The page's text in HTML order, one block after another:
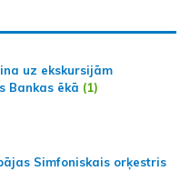
uz ekskursijām
Bankas ēkā (1)
Simfoniskais orķestris